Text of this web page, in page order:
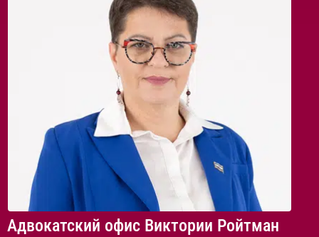
Адвокатский офис Виктории Ройтман